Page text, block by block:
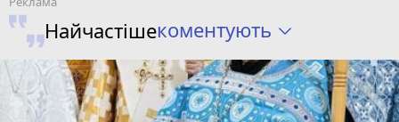
Найчастішекоментують